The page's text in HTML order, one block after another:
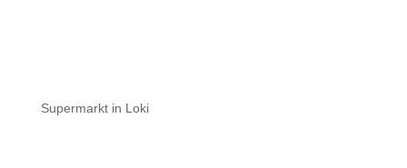
Supermarkt in Loki